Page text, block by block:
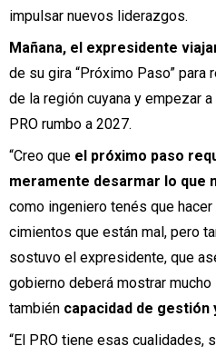
impulsar nuevos liderazgos.
Mañana, el expresidente
de su gira “Próximo Paso” para
de la región cuyana y empezar
PRO rumbo a 2027.
“Creo que el próximo paso
meramente desarmar lo que
como ingeniero tenés que
cimientos que están mal, pero
sostuvo el expresidente, que
gobierno deberá mostrar mucho
también capacidad de gestión
“El PRO tiene esas cualidades,